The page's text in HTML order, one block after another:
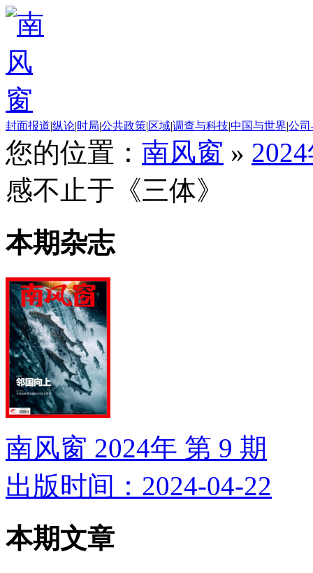
封面报道|纵论|时局|公共政策|区域|调查与科技|中国与世界|公
您的位置： 南风窗 »
感不止于《三体》
本期杂志
南风窗 2024年 第 9 期
出版时间：2024-04-22
本期文章